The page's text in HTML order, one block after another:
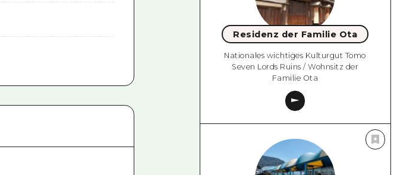
Residenz der Familie Ota
Nationales wichtiges Kulturgut Tomo
Seven Lords Ruins / Wohnsitz der
Familie Ota